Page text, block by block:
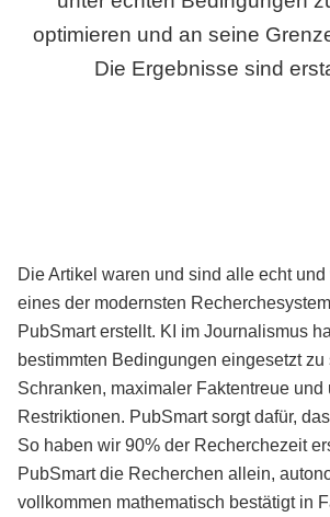
optimieren und an seine
Die Ergebnisse sind
Die Artikel waren und sind alle echt
eines der modernsten
PubSmart erstellt. KI im Journalismus
bestimmten Bedingungen eingesetzt zu
Schranken, maximaler Faktentreue
Restriktionen. PubSmart sorgt dafür,
So haben wir 90% der Recherchezeit
PubSmart die Recherchen allein,
vollkommen mathematisch bestätigt in